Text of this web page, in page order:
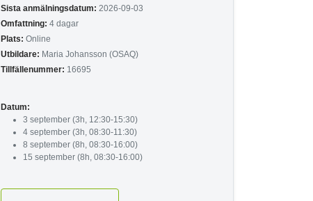
Sista anmälningsdatum: 2026-09-03
Omfattning: 4 dagar
Plats: Online
Utbildare: Maria Johansson (OSAQ)
Tillfällenummer: 16695
Datum:
3 september (3h, 12:30-15:30)
4 september (3h, 08:30-11:30)
8 september (8h, 08:30-16:00)
15 september (8h, 08:30-16:00)